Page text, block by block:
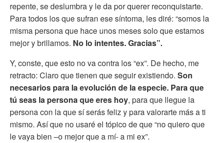
repente, se deslumbra y le da por querer reconquistarte.
Para todos los que sufran ese síntoma, les diré: “somos la
misma persona que hace unos meses solo que estamos
mejor y brillamos. No lo intentes. Gracias”.
Y, conste, que esto no va contra los “ex”. De hecho, me
retracto: Claro que tienen que seguir existiendo. Son
necesarios para la evolución de la especie. Para que
tú seas la persona que eres hoy, para que llegue la
persona con la que sí serás feliz y para valorarte más a ti
mismo. Así que no usaré el tópico de que “no quiero que
le vaya bien –o mejor que a mí- a mi ex”.